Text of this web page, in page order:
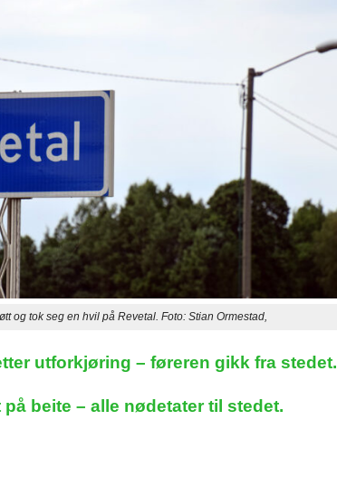
og tok seg en hvil på Revetal. Foto: Stian Ormestad,
utforkjøring – føreren gikk fra stedet.
beite – alle nødetater til stedet.